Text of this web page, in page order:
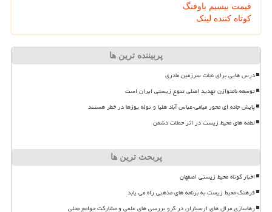
قیمت بیسیم باوفنگ
کوتاه کننده لینک
پربیننده ترین ها
درس هایی برای نجات سرزمین مادری
توسعه نامتوازن تهدید اصلی تنوع زیستی ایران است
پایش جاده ای محور میامی-عباس آباد هلیا و توله یوزها در خطر هستند
لطمه های محیط زیست در اثر حملات دشمن
پربحث ترین ها
اخبار کوتاه محیط زیستی اصفهان
فرهنگ محیط زیست به برنامه های مذهبی راه می یابد
رهاسازی مرال های ارسباران در گرو بررسی های علمی و مشارکت جوامع محلی